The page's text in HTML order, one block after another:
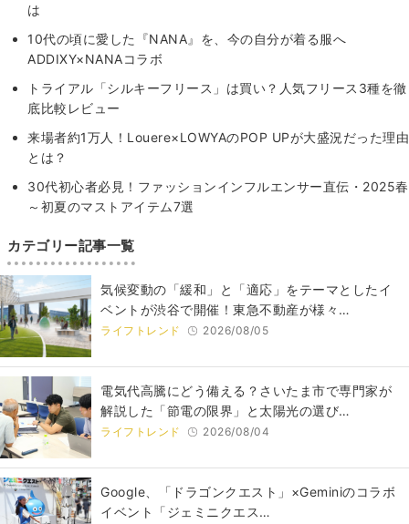
は
10代の頃に愛した『NANA』を、今の自分が着る服へ
ADDIXY×NANAコラボ
トライアル「シルキーフリース」は買い？人気フリース3種を徹
底比較レビュー
来場者約1万人！Louere×LOWYAのPOP UPが大盛況だった理由
とは？
30代初心者必見！ファッションインフルエンサー直伝・2025春
～初夏のマストアイテム7選
カテゴリー記事一覧
気候変動の「緩和」と「適応」をテーマとしたイ
ベントが渋谷で開催！東急不動産が様々…
ライフトレンド 2026/08/05
電気代高騰にどう備える？さいたま市で専門家が
解説した「節電の限界」と太陽光の選び…
ライフトレンド 2026/08/04
Google、「ドラゴンクエスト」×Geminiのコラボ
イベント「ジェミニクエス…